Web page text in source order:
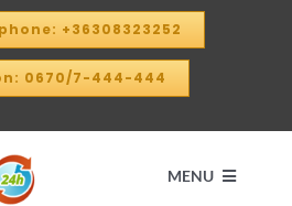
+36308323252
0670/7-444-444
MENU